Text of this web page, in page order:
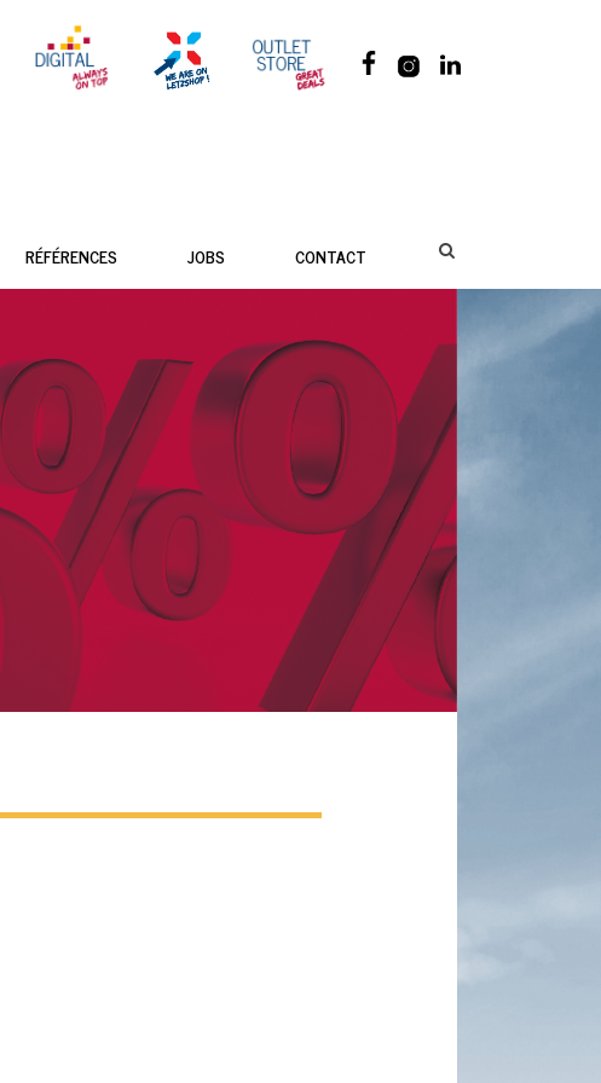
RÉFÉRENCES JOBS CONTACT